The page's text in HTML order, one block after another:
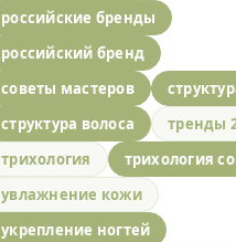
российские бренды
российский бренд
советы мастеров
структура волоса
тренды
трихология
трихология
увлажнение кожи
укрепление ногтей